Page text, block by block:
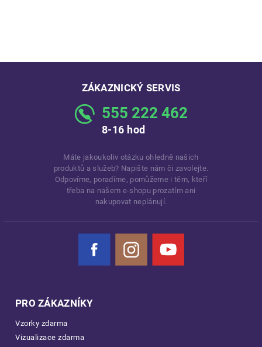
ZÁKAZNICKÝ SERVIS
555 222 462
8-16 hod
Máte jakoukoliv otázku ohledně našich
produktů a služeb? Napište nám či zavolejte.
Odpovíme, poradíme, pomůžeme i těm, kteří
třeba na našem e-shopu prozatím ani
nakupovat neplánují.
Facebook Instagram YouTube
PRO ZÁKAZNÍKY
Vzorky zdarma
Vizualizace zdarma